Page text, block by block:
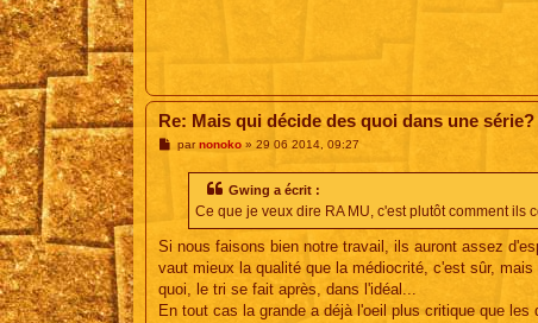
Re: Mais qui décide des quoi dans une série?
Mparnonoko» 29 06 2014, 09:27
Gwing a écrit :
Ce que je veux dire RA MU, c'est plutôt comment ils
Si nous faisons bien notre travail, ils auront assez
vaut mieux la qualité que la médiocrité, c'est sûr,
quoi, le tri se fait après, dans l'idéal...
En tout cas la grande a déjà l'oeil plus critique que